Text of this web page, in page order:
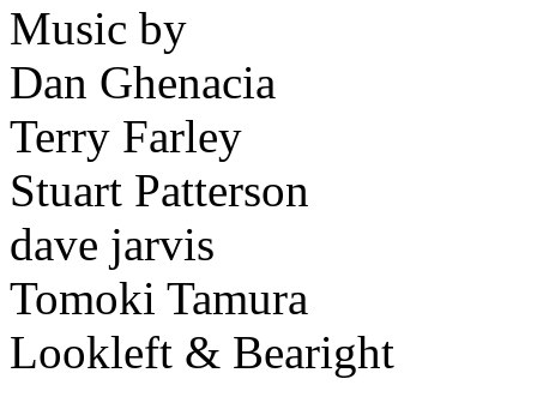
Music by
Dan Ghenacia
Terry Farley
Stuart Patterson
dave jarvis
Tomoki Tamura
Lookleft & Bearight